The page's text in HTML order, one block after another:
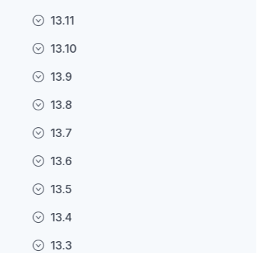
13.11
13.10
13.9
13.8
13.7
13.6
13.5
13.4
13.3